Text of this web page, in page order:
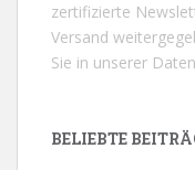
zertifizierte
Versand
Sie in unserer
BELIEBTE